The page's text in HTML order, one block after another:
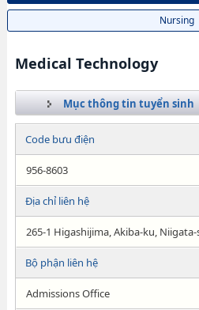
Nursing
Medical Technology
Mục thông tin tuyển sinh
Code bưu điện
956-8603
Địa chỉ liên hệ
265-1 Higashijima, Akiba-ku,
Bộ phận liên hệ
Admissions Office